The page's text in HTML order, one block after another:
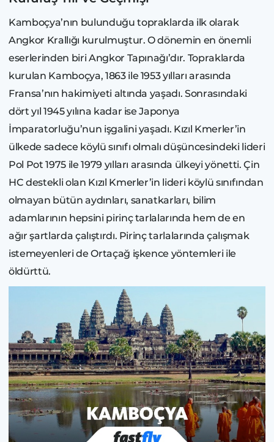
Kamboçya’nın bulunduğu topraklarda ilk olarak
Angkor Krallığı kurulmuştur. O dönemin en önemli
eserlerinden biri Angkor Tapınağı’dır. Topraklarda
kurulan Kamboçya, 1863 ile 1953 yılları arasında
Fransa’nın hakimiyeti altında yaşadı. Sonrasındaki
dört yıl 1945 yılına kadar ise Japonya
İmparatorluğu’nun işgalini yaşadı. Kızıl Kmerler’in
ülkede sadece köylü sınıfı olmalı düşüncesindeki lideri
Pol Pot 1975 ile 1979 yılları arasında ülkeyi yönetti. Çin
HC destekli olan Kızıl Kmerler’in lideri köylü sınıfından
olmayan bütün aydınları, sanatkarları, bilim
adamlarının hepsini pirinç tarlalarında hem de en
ağır şartlarda çalıştırdı. Pirinç tarlalarında çalışmak
istemeyenleri de Ortaçağ işkence yöntemleri ile
öldürttü.